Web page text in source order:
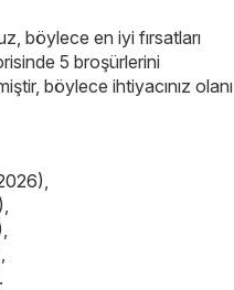
böylece en iyi fırsatları
5 broşürlerini
böylece ihtiyacınız olanı
.